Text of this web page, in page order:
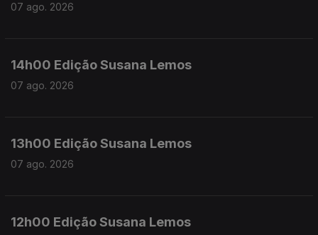
07 ago. 2026
14h00 Edição Susana Lemos
07 ago. 2026
13h00 Edição Susana Lemos
07 ago. 2026
12h00 Edição Susana Lemos